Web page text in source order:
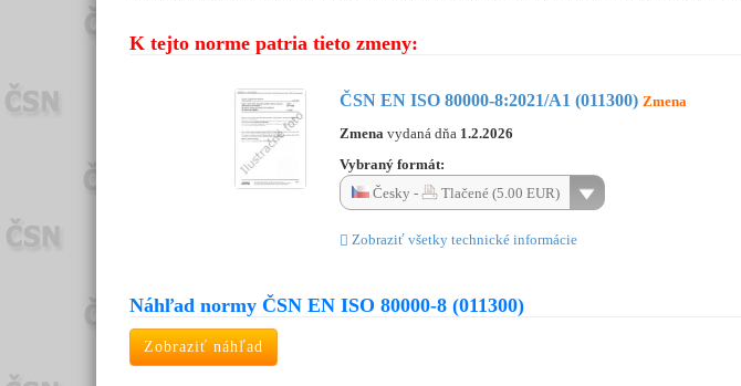
K tejto norme patria tieto zmeny:
ČSN EN ISO 80000-8:2021/A1 (011300) Zmena
Zmena vydaná dňa 1.2.2026
Vybraný formát:
Česky -
Tlačené (5.00 EUR)
Zobraziť všetky technické informácie
Náhľad normy ČSN EN ISO 80000-8 (011300)
Zobraziť náhľad